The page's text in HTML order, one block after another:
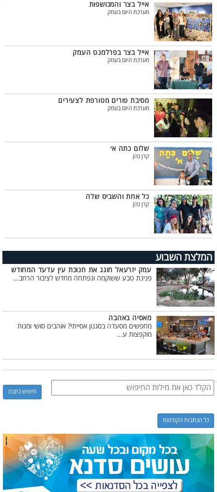
אייל בצר והמכושפות
מערכת היום בעמק
אייל בצר בפרלמנט העמק
מערכת היום בעמק
מסיבת פורים מטורפת לצעירים
מערכת היום בעמק
שלום כתה א׳
קרן כהן
כל אחת והשביס שלה
קרן כהן
המלצת השבוע
עמק יזרעאל חוגג את חנוכת עין עדעד המחודש
פנינת טבע ששוקמה ונפתחה מחדש לציבור הרחב...
מאסיה באהבה
מחפשים מסעדה בסגנון אסייתי? אוהבים סושי ומנות
מוקפצות ע...
כל הכתבות הקודמות